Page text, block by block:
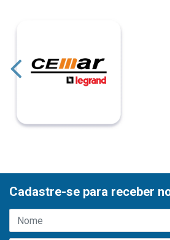
Cadastre-se para receber